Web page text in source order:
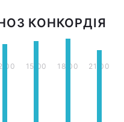
КОНКОРДІЯ
15:00 18:00 21:00